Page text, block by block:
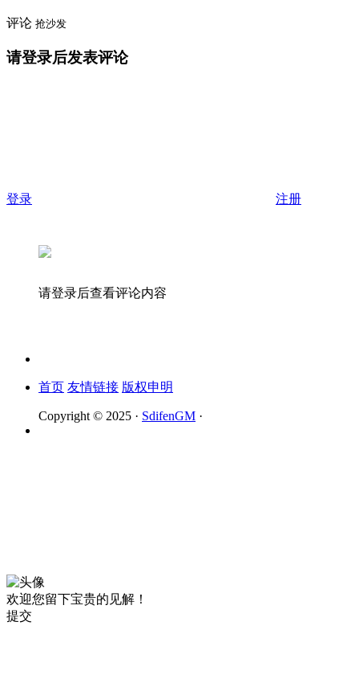
评论 抢沙发
请登录后发表评论
登录 注册
请登录后查看评论内容
首页 友情链接 版权申明
Copyright © 2025 · SdifenGM ·
欢迎您留下宝贵的见解！
提交